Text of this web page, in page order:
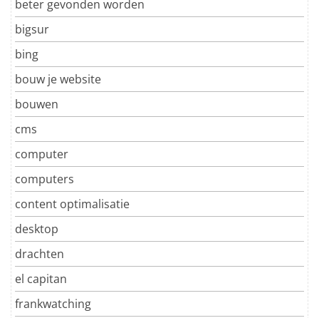
beter gevonden worden
bigsur
bing
bouw je website
bouwen
cms
computer
computers
content optimalisatie
desktop
drachten
el capitan
frankwatching